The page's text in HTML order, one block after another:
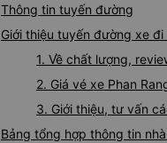
Thông tin tuyến đường
Giới thiệu tuyến đường xe
1. Về chất lượng,
2. Giá vé xe Phan
3. Giới thiệu, tư vấn
Bảng tổng hợp thông tin